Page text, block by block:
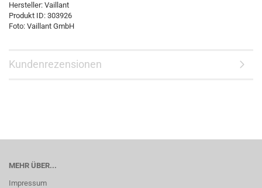
Hersteller: Vaillant
Produkt ID: 303926
Foto: Vaillant GmbH
Kundenrezensionen
MEHR ÜBER...
Impressum